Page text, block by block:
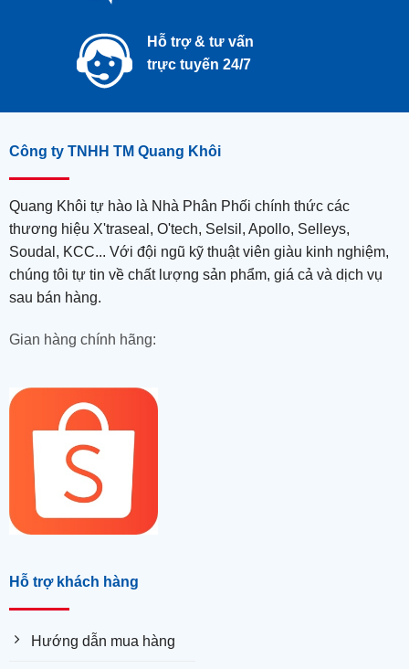
Hỗ trợ & tư vấn
trực tuyến 24/7
Công ty TNHH TM Quang Khôi
Quang Khôi tự hào là Nhà Phân Phối chính thức các
thương hiệu X'traseal, O'tech, Selsil, Apollo, Selleys,
Soudal, KCC... Với đội ngũ kỹ thuật viên giàu kinh nghiệm,
chúng tôi tự tin về chất lượng sản phẩm, giá cả và dịch vụ
sau bán hàng.
Gian hàng chính hãng:
Hỗ trợ khách hàng
Hướng dẫn mua hàng